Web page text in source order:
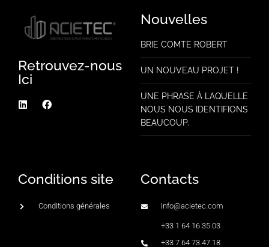
Retrouvez-nous
Ici
Nouvelles
BRIE COMTE ROBERT
UN NOUVEAU PROJET !
UNE PHRASE À LAQUELLE
NOUS NOUS IDENTIFIONS
BEAUCOUP.
Conditions site
Conditions générales
Contacts
info@acietec.com
+33 1 64 16 35 03
+33 7 64 73 47 18